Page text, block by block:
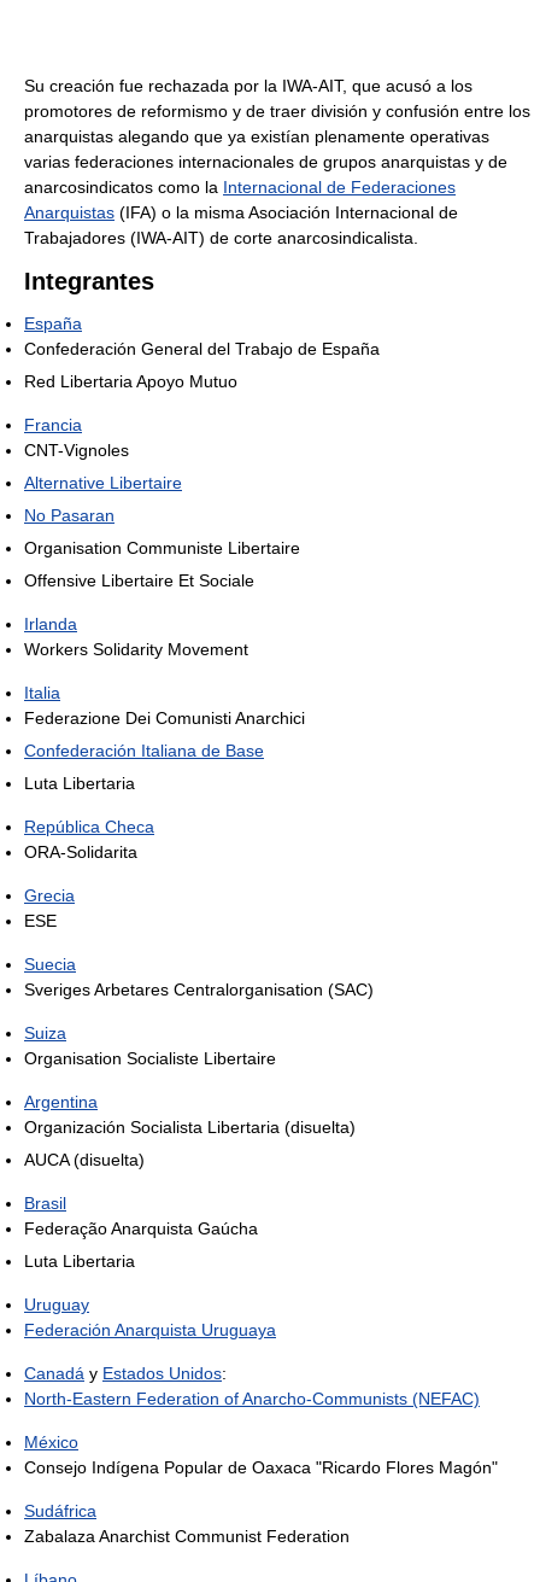
Su creación fue rechazada por la IWA-AIT, que acusó a los
promotores de reformismo y de traer división y confusión entre los
anarquistas alegando que ya existían plenamente operativas
varias federaciones internacionales de grupos anarquistas y de
anarcosindicatos como la Internacional de Federaciones
Anarquistas (IFA) o la misma Asociación Internacional de
Trabajadores (IWA-AIT) de corte anarcosindicalista.
Integrantes
España
Confederación General del Trabajo de España
Red Libertaria Apoyo Mutuo
Francia
CNT-Vignoles
Alternative Libertaire
No Pasaran
Organisation Communiste Libertaire
Offensive Libertaire Et Sociale
Irlanda
Workers Solidarity Movement
Italia
Federazione Dei Comunisti Anarchici
Confederación Italiana de Base
Luta Libertaria
República Checa
ORA-Solidarita
Grecia
ESE
Suecia
Sveriges Arbetares Centralorganisation (SAC)
Suiza
Organisation Socialiste Libertaire
Argentina
Organización Socialista Libertaria (disuelta)
AUCA (disuelta)
Brasil
Federação Anarquista Gaúcha
Luta Libertaria
Uruguay
Federación Anarquista Uruguaya
Canadá y Estados Unidos:
North-Eastern Federation of Anarcho-Communists (NEFAC)
México
Consejo Indígena Popular de Oaxaca "Ricardo Flores Magón"
Sudáfrica
Zabalaza Anarchist Communist Federation